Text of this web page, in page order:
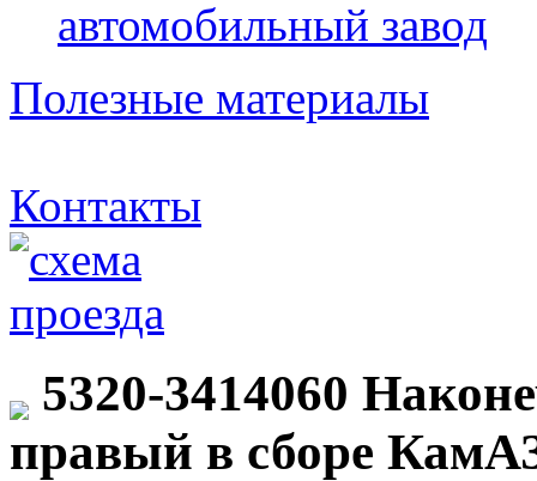
автомобильный завод
Полезные материалы
Контакты
5320-3414060
правый в сборе